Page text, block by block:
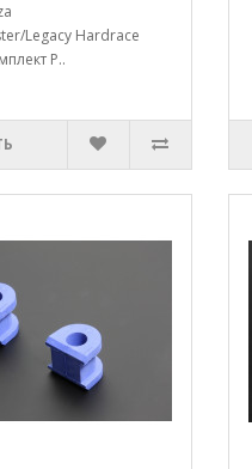
Legacy Hardrace
Р..